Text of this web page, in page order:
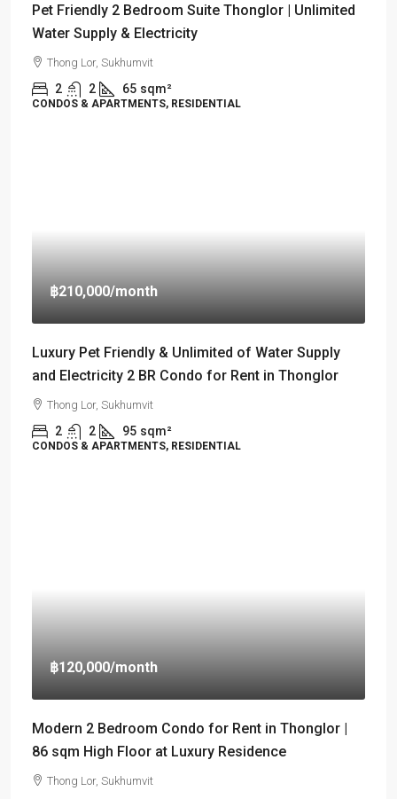
Pet Friendly 2 Bedroom Suite Thonglor | Unlimited
Water Supply & Electricity
Thong Lor, Sukhumvit
2 2 65 sqm²
CONDOS & APARTMENTS, RESIDENTIAL
฿210,000/month
Luxury Pet Friendly & Unlimited of Water Supply
and Electricity 2 BR Condo for Rent in Thonglor
Thong Lor, Sukhumvit
2 2 95 sqm²
CONDOS & APARTMENTS, RESIDENTIAL
฿120,000/month
Modern 2 Bedroom Condo for Rent in Thonglor |
86 sqm High Floor at Luxury Residence
Thong Lor, Sukhumvit